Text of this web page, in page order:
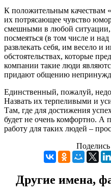
К положительным качествам
их потрясающее чувство
смешными в любой ситуации,
посмеяться (в том числе и
развлекать себя, им весело и
обстоятельствах, которые
компании такие люди
придают общению
Единственный, пожалуй,
Назвать их терпеливыми и
Там, где для достижения
будет не очень комфортно. А
работу для таких людей –
Поделись
Другие имена,